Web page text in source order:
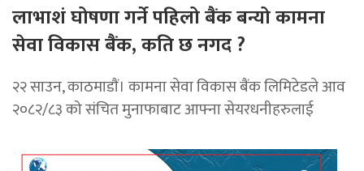
लाभाशं घोषणा गर्ने पहिलो बैंक बन्यो कामना
सेवा विकास बैंक, कति छ नगद ?
२२ साउन, काठमाडाैं। कामना सेवा विकास बैंक लिमिटेडले आव
२०८२/८३ को संचित मुनाफाबाट आफ्ना सेयरधनीहरुलाई